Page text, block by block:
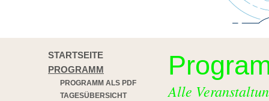
STARTSEITE
PROGRAMM
PROGRAMM ALS PDF
TAGESÜBERSICHT
Alle